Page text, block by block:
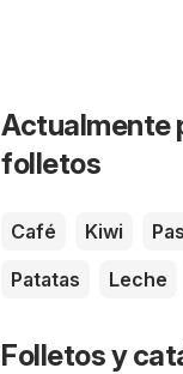
Actualmente
folletos
Café Kiwi
Patatas
Leche
Folletos y